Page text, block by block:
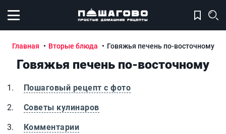
Открыть меню
Главная Вторые блюда Говяжья печень по-восточному
Говяжья печень по-восточному
Пошаговый рецепт с фото
Советы кулинаров
Комментарии